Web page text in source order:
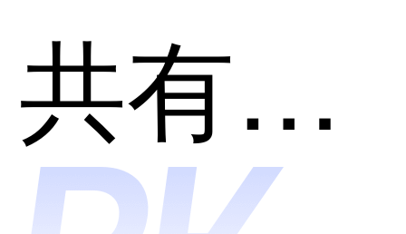
和SAP-
共有分类：数据库